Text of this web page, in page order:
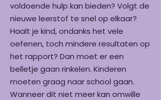
voldoende hulp kan bieden? Volgt de
nieuwe leerstof te snel op elkaar?
Haalt je kind, ondanks het vele
oefenen, toch mindere resultaten op
het rapport? Dan moet er een
belletje gaan rinkelen. Kinderen
moeten graag naar school gaan.
Wanneer dit niet meer kan omwille